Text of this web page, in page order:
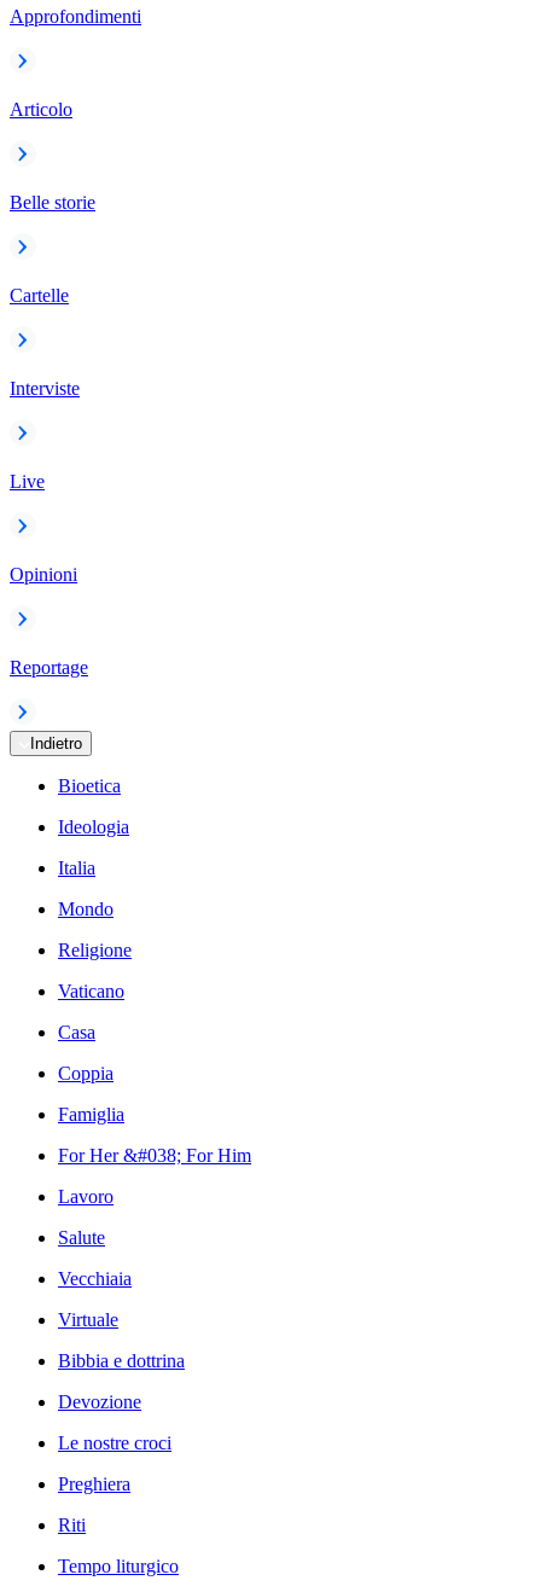
Approfondimenti
Articolo
Belle storie
Cartelle
Interviste
Live
Opinioni
Reportage
Indietro
Bioetica
Ideologia
Italia
Mondo
Religione
Vaticano
Casa
Coppia
Famiglia
For Her &#038; For Him
Lavoro
Salute
Vecchiaia
Virtuale
Bibbia e dottrina
Devozione
Le nostre croci
Preghiera
Riti
Tempo liturgico